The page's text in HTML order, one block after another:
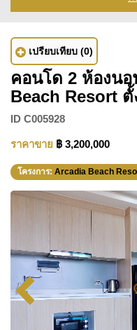
เปรียบเทียบ (0)
คอนโด 2 ห้องนอ
Beach Resort
ID C005928
ราคาขาย ฿ 3,200,000
โครงการ: Arcadia Beach